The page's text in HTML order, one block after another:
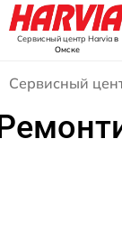
Сервисный центр Harviaв
Омске
Сервисный